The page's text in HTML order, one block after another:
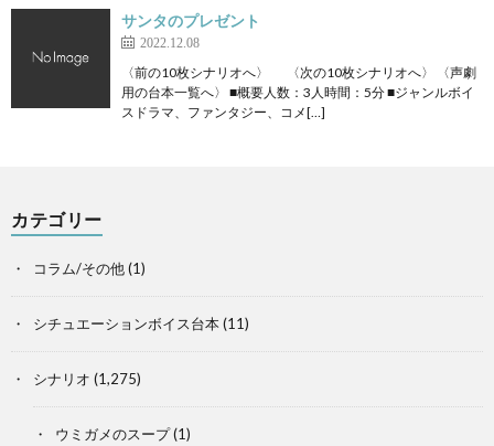
サンタのプレゼント
2022.12.08
〈前の10枚シナリオへ〉 〈次の10枚シナリオへ〉 〈声劇
用の台本一覧へ〉 ■概要人数：3人時間：5分 ■ジャンルボイ
スドラマ、ファンタジー、コメ[…]
カテゴリー
コラム/その他(1)
シチュエーションボイス台本(11)
シナリオ (1,275)
ウミガメのスープ(1)